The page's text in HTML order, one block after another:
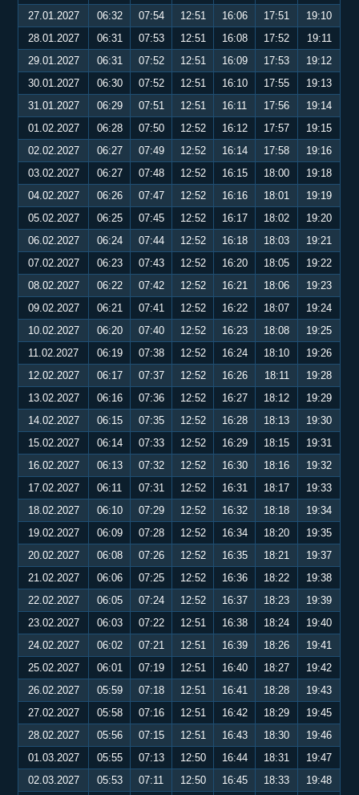
27.01.2027
06:32 07:54 12:51 16:06 17:51
19:10
28.01.2027
06:31 07:53 12:51 16:08 17:52
19:11
29.01.2027
06:31 07:52 12:51 16:09 17:53
19:12
30.01.2027
06:30 07:52 12:51 16:10 17:55
19:13
31.01.2027
06:29 07:51 12:51 16:11 17:56
19:14
01.02.2027
06:28 07:50 12:52 16:12 17:57
19:15
02.02.2027
06:27 07:49 12:52 16:14 17:58
19:16
03.02.2027
06:27 07:48 12:52 16:15 18:00
19:18
04.02.2027
06:26 07:47 12:52 16:16 18:01
19:19
05.02.2027
06:25 07:45 12:52 16:17 18:02
19:20
06.02.2027
06:24 07:44 12:52 16:18 18:03
19:21
07.02.2027
06:23 07:43 12:52 16:20 18:05
19:22
08.02.2027
06:22 07:42 12:52 16:21 18:06
19:23
09.02.2027
06:21 07:41 12:52 16:22 18:07
19:24
10.02.2027
06:20 07:40 12:52 16:23 18:08
19:25
11.02.2027
06:19 07:38 12:52 16:24 18:10
19:26
12.02.2027
06:17 07:37 12:52 16:26 18:11
19:28
13.02.2027
06:16 07:36 12:52 16:27 18:12
19:29
14.02.2027
06:15 07:35 12:52 16:28 18:13
19:30
15.02.2027
06:14 07:33 12:52 16:29 18:15
19:31
16.02.2027
06:13 07:32 12:52 16:30 18:16
19:32
17.02.2027
06:11 07:31 12:52 16:31 18:17
19:33
18.02.2027
06:10 07:29 12:52 16:32 18:18
19:34
19.02.2027
06:09 07:28 12:52 16:34 18:20
19:35
20.02.2027
06:08 07:26 12:52 16:35 18:21
19:37
21.02.2027
06:06 07:25 12:52 16:36 18:22
19:38
22.02.2027
06:05 07:24 12:52 16:37 18:23
19:39
23.02.2027
06:03 07:22 12:51 16:38 18:24
19:40
24.02.2027
06:02 07:21 12:51 16:39 18:26
19:41
25.02.2027
06:01 07:19 12:51 16:40 18:27
19:42
26.02.2027
05:59 07:18 12:51 16:41 18:28
19:43
27.02.2027
05:58 07:16 12:51 16:42 18:29
19:45
28.02.2027
05:56 07:15 12:51 16:43 18:30
19:46
01.03.2027
05:55 07:13 12:50 16:44 18:31
19:47
02.03.2027
05:53 07:11 12:50 16:45 18:33
19:48